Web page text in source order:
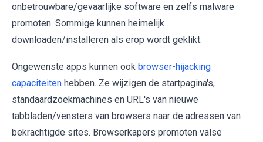
onbetrouwbare/gevaarlijke software en zelfs malware
promoten. Sommige kunnen heimelijk
downloaden/installeren als erop wordt geklikt.
Ongewenste apps kunnen ook browser-hijacking
capaciteiten hebben. Ze wijzigen de startpagina's,
standaardzoekmachines en URL's van nieuwe
tabbladen/vensters van browsers naar de adressen van
bekrachtigde sites. Browserkapers promoten valse